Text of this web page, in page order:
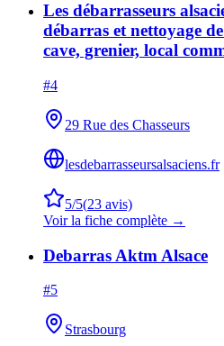
Les débarrasseurs
débarras et nettoyage
cave, grenier, local
#4
29 Rue des Chasseurs
lesdebarrasseursalsaciens.fr
5/5(23 avis)
Voir la fiche complète →
Debarras Aktm Alsace
#5
Strasbourg